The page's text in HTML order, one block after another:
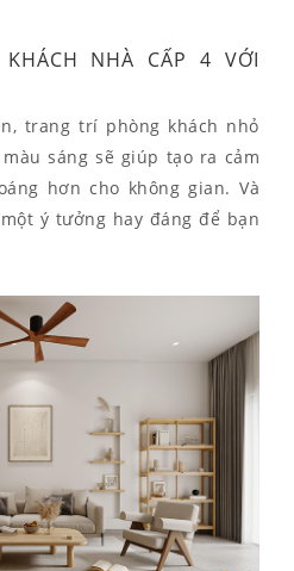
NHÀ CẤP 4 VỚI
trang trí phòng khách nhỏ
sáng sẽ giúp tạo ra cảm
hơn cho không gian. Và
ý tưởng hay đáng để bạn